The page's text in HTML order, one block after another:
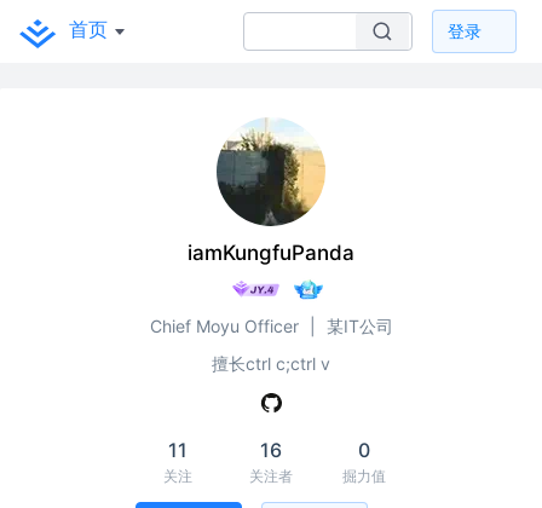
首页 登录
iamKungfuPanda
Chief Moyu Officer
某IT公司
擅长ctrl c;ctrl v
11
关注
16
关注者
0
掘力值